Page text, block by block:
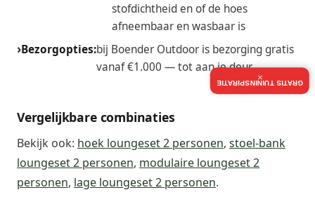
stofdichtheid en of de hoes
afneembaar en wasbaar is
Bezorgopties:bij Boender Outdoor is bezorging gratis
vanaf €1.000 — tot aan je deur
Vergelijkbare combinaties
Bekijk ook: hoek loungeset 2 personen, stoel-bank
loungeset 2 personen, modulaire loungeset 2
personen, lage loungeset 2 personen.
GRATIS TUININSPIRATIE
×